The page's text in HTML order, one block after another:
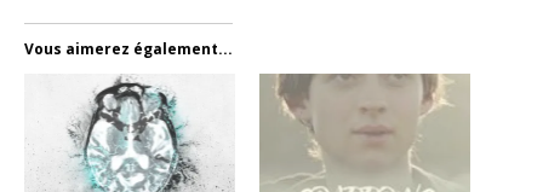
Vous aimerez également...